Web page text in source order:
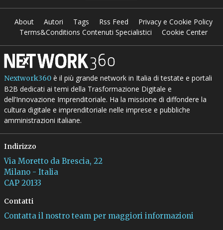
About Autori Tags Rss Feed
Privacy e Cookie Policy
Terms&Conditions Contenuti Specialistici
Cookie Center
Nextwork360è il più grande network in Italia di testate e portali
B2B dedicati ai temi della Trasformazione Digitale e
dell’Innovazione Imprenditoriale. Ha la missione di diffondere la
cultura digitale e imprenditoriale nelle imprese e pubbliche
amministrazioni italiane.
Indirizzo
Via Moretto da Brescia, 22
Milano - Italia
CAP 20133
Contatti
Contatta il nostro team per maggiori informazioni